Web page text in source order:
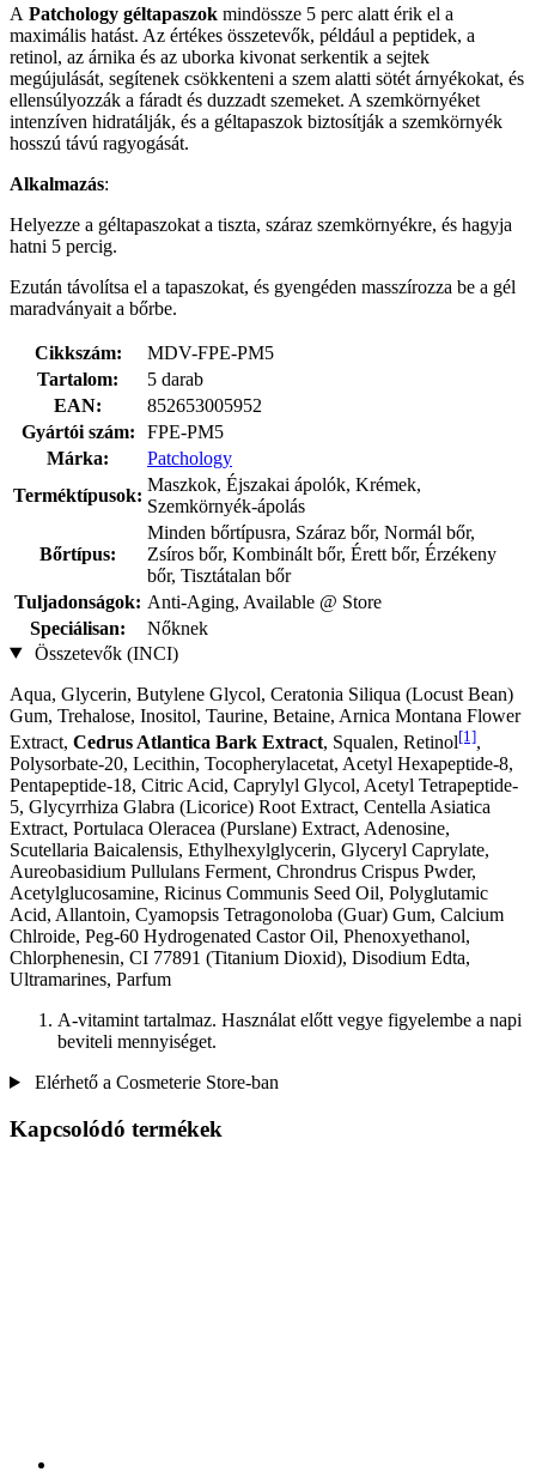
A Patchology géltapaszok mindössze 5 perc alatt érik el a
maximális hatást. Az értékes összetevők, például a peptidek, a
retinol, az árnika és az uborka kivonat serkentik a sejtek
megújulását, segítenek csökkenteni a szem alatti sötét árnyékokat, és
ellensúlyozzák a fáradt és duzzadt szemeket. A szemkörnyéket
intenzíven hidratálják, és a géltapaszok biztosítják a szemkörnyék
hosszú távú ragyogását.
Alkalmazás:
Helyezze a géltapaszokat a tiszta, száraz szemkörnyékre, és hagyja
hatni 5 percig.
Ezután távolítsa el a tapaszokat, és gyengéden masszírozza be a gél
maradványait a bőrbe.
Cikkszám:
MDV-FPE-PM5
Tartalom:
5 darab
EAN:
852653005952
Gyártói szám:
FPE-PM5
Márka:
Patchology
Terméktípusok:
Maszkok, Éjszakai ápolók, Krémek,
Szemkörnyék-ápolás
Bőrtípus:
Minden bőrtípusra, Száraz bőr, Normál bőr,
Zsíros bőr, Kombinált bőr, Érett bőr, Érzékeny
bőr, Tisztátalan bőr
Tuljadonságok: Anti-Aging, Available @ Store
Speciálisan:
Nőknek
Összetevők (INCI)
Aqua, Glycerin, Butylene Glycol, Ceratonia Siliqua (Locust Bean)
Gum, Trehalose, Inositol, Taurine, Betaine, Arnica Montana Flower
Extract, Cedrus Atlantica Bark Extract, Squalen, Retinol[1],
Polysorbate-20, Lecithin, Tocopherylacetat, Acetyl Hexapeptide-8,
Pentapeptide-18, Citric Acid, Caprylyl Glycol, Acetyl Tetrapeptide-
5, Glycyrrhiza Glabra (Licorice) Root Extract, Centella Asiatica
Extract, Portulaca Oleracea (Purslane) Extract, Adenosine,
Scutellaria Baicalensis, Ethylhexylglycerin, Glyceryl Caprylate,
Aureobasidium Pullulans Ferment, Chrondrus Crispus Pwder,
Acetylglucosamine, Ricinus Communis Seed Oil, Polyglutamic
Acid, Allantoin, Cyamopsis Tetragonoloba (Guar) Gum, Calcium
Chlroide, Peg-60 Hydrogenated Castor Oil, Phenoxyethanol,
Chlorphenesin, CI 77891 (Titanium Dioxid), Disodium Edta,
Ultramarines, Parfum
A-vitamint tartalmaz. Használat előtt vegye figyelembe a napi
beviteli mennyiséget.
Elérhető a Cosmeterie Store-ban
Kapcsolódó termékek